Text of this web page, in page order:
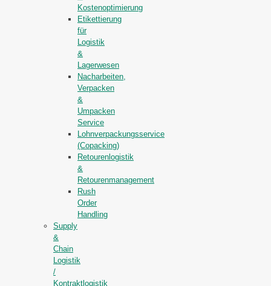
Kostenoptimierung
Etikettierung
für
Logistik
&
Lagerwesen
Nacharbeiten,
Verpacken
&
Umpacken
Service
Lohnverpackungsservice
(Copacking)
Retourenlogistik
&
Retourenmanagement
Rush
Order
Handling
Supply
&
Chain
Logistik
/
Kontraktlogistik